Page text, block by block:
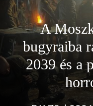
A
bugyraiba
2039 és a